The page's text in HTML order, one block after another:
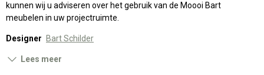
kunnen wij u adviseren over het gebruik van de Moooi Bart
meubelen in uw projectruimte.
Designer Bart Schilder
Lees meer